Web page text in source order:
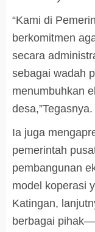
“Kami di
berkomitmen
secara
sebagai wadah
menumbuhkan
desa,”Tegasnya.
Ia juga
pemerintah
pembangunan
model koperasi
Katingan,
berbagai